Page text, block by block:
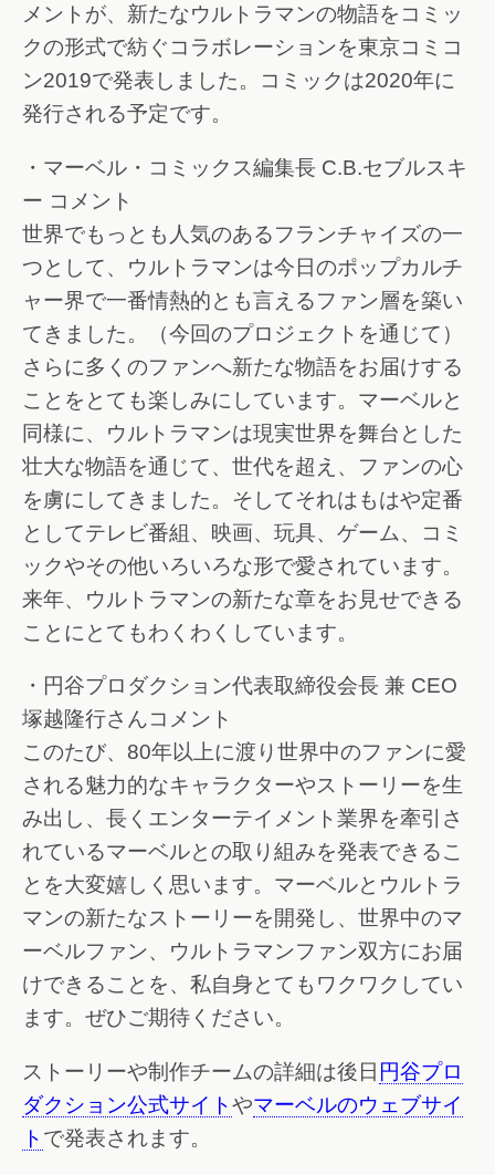
メントが、新たなウルトラマンの物語をコミッ
クの形式で紡ぐコラボレーションを東京コミコ
ン2019で発表しました。コミックは2020年に
発行される予定です。
・マーベル・コミックス編集長 C.B.セブルスキ
ー コメント
世界でもっとも人気のあるフランチャイズの一
つとして、ウルトラマンは今日のポップカルチ
ャー界で一番情熱的とも言えるファン層を築い
てきました。（今回のプロジェクトを通じて）
さらに多くのファンへ新たな物語をお届けする
ことをとても楽しみにしています。マーベルと
同様に、ウルトラマンは現実世界を舞台とした
壮大な物語を通じて、世代を超え、ファンの心
を虜にしてきました。そしてそれはもはや定番
としてテレビ番組、映画、玩具、ゲーム、コミ
ックやその他いろいろな形で愛されています。
来年、ウルトラマンの新たな章をお見せできる
ことにとてもわくわくしています。
・円谷プロダクション代表取締役会長 兼 CEO
塚越隆行さんコメント
このたび、80年以上に渡り世界中のファンに愛
される魅力的なキャラクターやストーリーを生
み出し、長くエンターテイメント業界を牽引さ
れているマーベルとの取り組みを発表できるこ
とを大変嬉しく思います。マーベルとウルトラ
マンの新たなストーリーを開発し、世界中のマ
ーベルファン、ウルトラマンファン双方にお届
けできることを、私自身とてもワクワクしてい
ます。ぜひご期待ください。
ストーリーや制作チームの詳細は後日 円谷プロ
ダクション公式サイトやマーベルのウェブサイ
ト で発表されます。